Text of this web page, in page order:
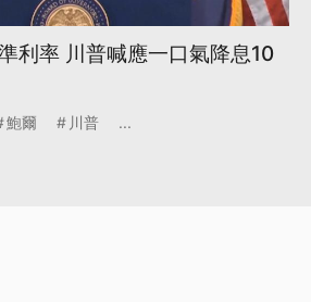
利率 川普喊應一口氣降息10
鮑爾 川普 ...